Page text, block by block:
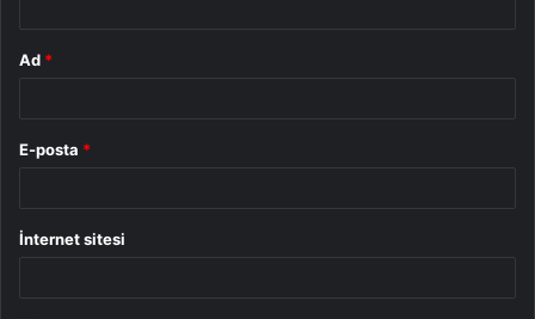
Ad *
E-posta *
İnternet sitesi